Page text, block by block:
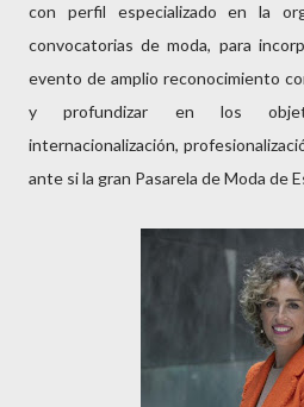
con perfil especializado en la
convocatorias de moda, para
evento de amplio reconocimiento
y profundizar en los
internacionalización,
ante si la gran Pasarela de Moda de